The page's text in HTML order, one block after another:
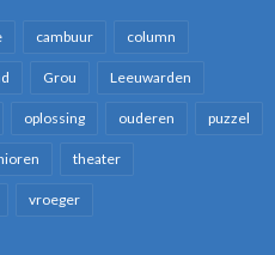
cambuur column
Grou Leeuwarden
oplossing ouderen puzzel
theater
vroeger